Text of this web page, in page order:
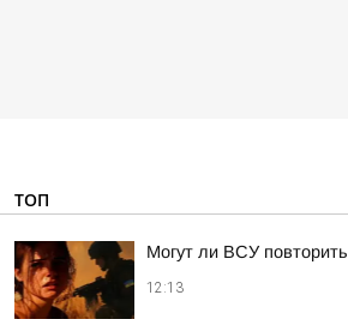
ТОП
Могут ли ВСУ
12:13